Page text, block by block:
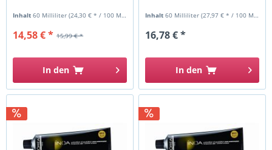
Inhalt60 Milliliter(24,30 € * / 100 Milliliter)
15,99 € *
14,58 € *
In den
Inhalt60 Milliliter(27,97 € * / 100 Milliliter)
16,78 € *
In den